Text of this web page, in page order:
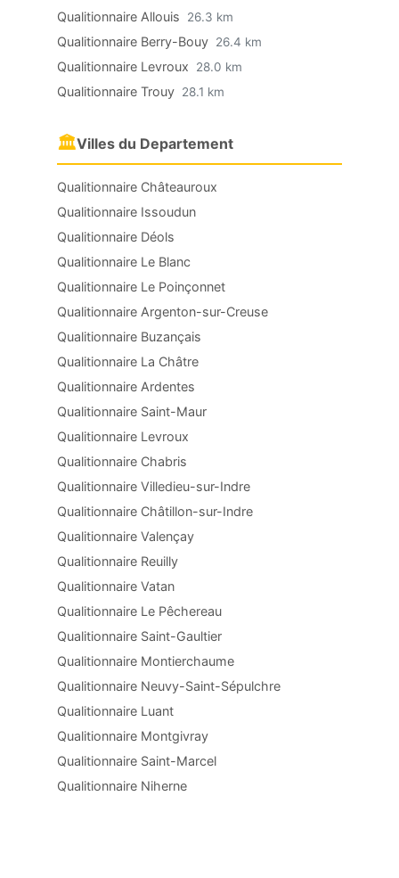
Qualitionnaire Allouis 26.3 km
Qualitionnaire Berry-Bouy 26.4 km
Qualitionnaire Levroux 28.0 km
Qualitionnaire Trouy 28.1 km
🏛Villes du Departement
Qualitionnaire Châteauroux
Qualitionnaire Issoudun
Qualitionnaire Déols
Qualitionnaire Le Blanc
Qualitionnaire Le Poinçonnet
Qualitionnaire Argenton-sur-Creuse
Qualitionnaire Buzançais
Qualitionnaire La Châtre
Qualitionnaire Ardentes
Qualitionnaire Saint-Maur
Qualitionnaire Levroux
Qualitionnaire Chabris
Qualitionnaire Villedieu-sur-Indre
Qualitionnaire Châtillon-sur-Indre
Qualitionnaire Valençay
Qualitionnaire Reuilly
Qualitionnaire Vatan
Qualitionnaire Le Pêchereau
Qualitionnaire Saint-Gaultier
Qualitionnaire Montierchaume
Qualitionnaire Neuvy-Saint-Sépulchre
Qualitionnaire Luant
Qualitionnaire Montgivray
Qualitionnaire Saint-Marcel
Qualitionnaire Niherne